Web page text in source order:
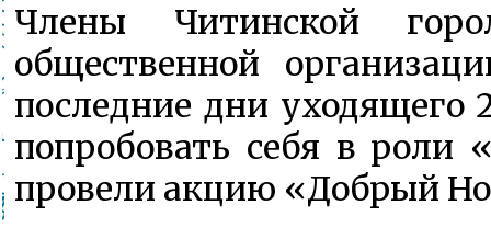
Члены Читинской
общественной
последние дни уходящего
попробовать себя в роли
провели акцию «Добрый